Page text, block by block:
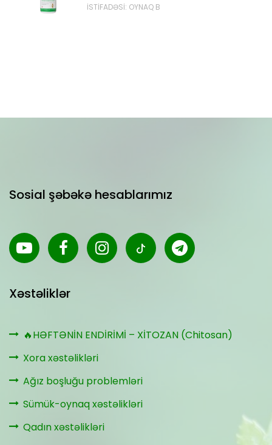
İSTİFADƏSİ: OYNAQ B
Sosial şəbəkə hesablarımız
Xəstəliklər
🔥HƏFTƏNİN ENDİRİMİ – XİTOZAN (Chitosan)
Xora xəstəlikləri
Ağız boşluğu problemləri
Sümük-oynaq xəstəlikləri
Qadın xəstəlikləri